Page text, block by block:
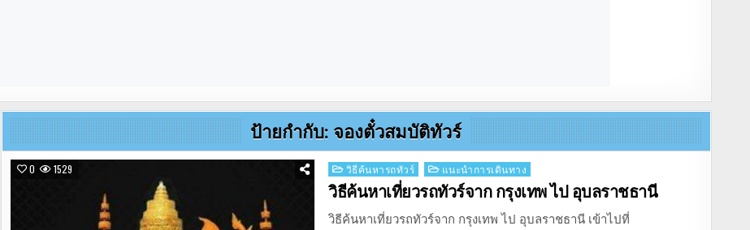
ป้ายกำกับ: จองตั๋วสมบัติทัวร์
0 1529
Posted
in
วิธีค้นหารถทัวร์ แนะนำการเดินทาง
วิธีค้นหาเที่ยวรถทัวร์จาก กรุงเทพ ไป อุบลราชธานี
วิธีค้นหาเที่ยวรถทัวร์จาก กรุงเทพ ไป อุบลราชธานี เข้าไปที่